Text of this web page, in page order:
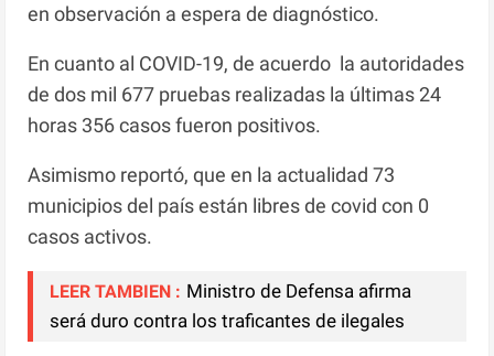
en observación a espera de diagnóstico.
En cuanto al COVID-19, de acuerdo la autoridades
de dos mil 677 pruebas realizadas la últimas 24
horas 356 casos fueron positivos.
Asimismo reportó, que en la actualidad 73
municipios del país están libres de covid con 0
casos activos.
LEER TAMBIEN : Ministro de Defensa afirma
será duro contra los traficantes de ilegales